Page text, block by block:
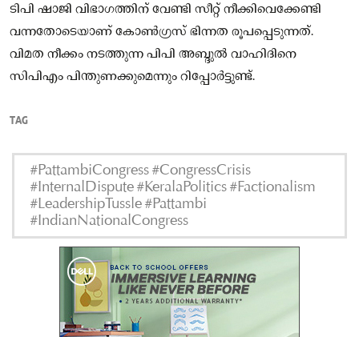
ടിപി ഷാജി വിഭാഗത്തിന് വേണ്ടി സീറ്റ് നീക്കിവെക്കേണ്ടി
വന്നതോടെയാണ് കോൺഗ്രസ് ഭിന്നത രൂപപ്പെടുന്നത്.
വിമത നീക്കം നടത്തുന്ന പിപി അബ്ദുൽ വാഹിദിനെ
സിപിഎം പിന്തുണക്കുമെന്നും റിപ്പോർട്ടുണ്ട്.
TAG
#PattambiCongress #CongressCrisis
#InternalDispute #KeralaPolitics #Factionalism
#LeadershipTussle #Pattambi
#IndianNationalCongress